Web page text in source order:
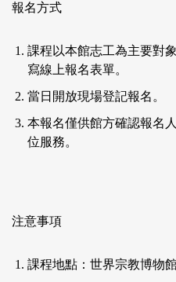
報名方式
課程以本館志工為主要對
寫線上報名表單。
當日開放現場登記報名。
本報名僅供館方確認報名
位服務。
注意事項
課程地點：世界宗教博物